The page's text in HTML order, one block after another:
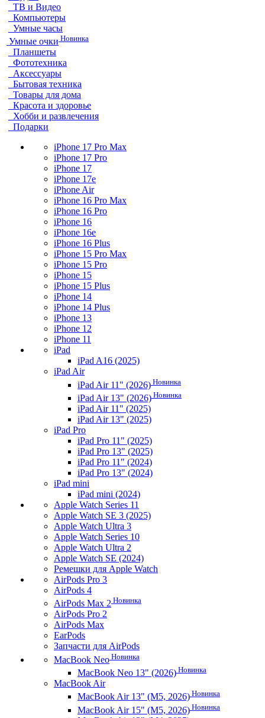
ТВ и Видео
Компьютеры
Умные часы
Умные очки Новинка
Планшеты
Фототехника
Аксессуары
Бытовая техника
Товары для дома
Красота и здоровье
Хобби и развлечения
Подарки
iPhone 17 Pro Max
iPhone 17 Pro
iPhone 17
iPhone 17e
iPhone Air
iPhone 16 Pro Max
iPhone 16 Pro
iPhone 16
iPhone 16e
iPhone 16 Plus
iPhone 15 Pro Max
iPhone 15 Pro
iPhone 15
iPhone 15 Plus
iPhone 14
iPhone 14 Plus
iPhone 13
iPhone 12
iPhone 11
iPad
iPad A16 (2025)
iPad Air
iPad Air 11" (2026) Новинка
iPad Air 13" (2026) Новинка
iPad Air 11" (2025)
iPad Air 13" (2025)
iPad Pro
iPad Pro 11" (2025)
iPad Pro 13" (2025)
iPad Pro 11" (2024)
iPad Pro 13" (2024)
iPad mini
iPad mini (2024)
Apple Watch Series 11
Apple Watch SE 3 (2025)
Apple Watch Ultra 3
Apple Watch Series 10
Apple Watch Ultra 2
Apple Watch SE (2024)
Ремешки для Apple Watch
AirPods Pro 3
AirPods 4
AirPods Max 2 Новинка
AirPods Pro 2
AirPods Max
EarPods
Запчасти для AirPods
MacBook Neo Новинка
MacBook Neo 13" (2026) Новинка
MacBook Air
MacBook Air 13" (M5, 2026) Новинка
MacBook Air 15" (M5, 2026) Новинка